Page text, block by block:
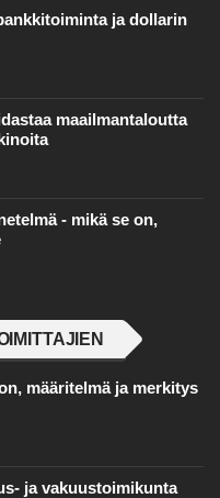
ja dollarin
maailmantaloutta
- mikä se on,
määritelmä ja merkitys
ja vakuustoimikunta